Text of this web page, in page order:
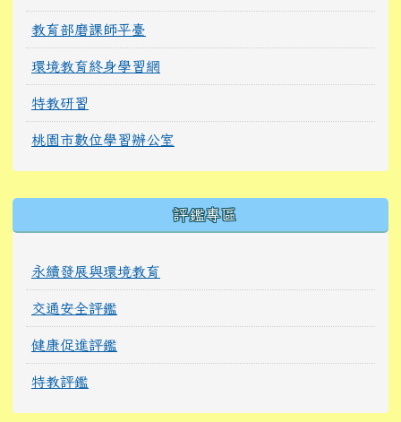
教育部磨課師平臺
環境教育終身學習網
特教研習
桃園市數位學習辦公室
評鑑專區
永續發展與環境教育
交通安全評鑑
健康促進評鑑
特教評鑑